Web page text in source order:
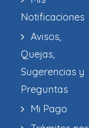
Notificaciones
Avisos,
Quejas,
Sugerencias y
Preguntas
Mi Pago